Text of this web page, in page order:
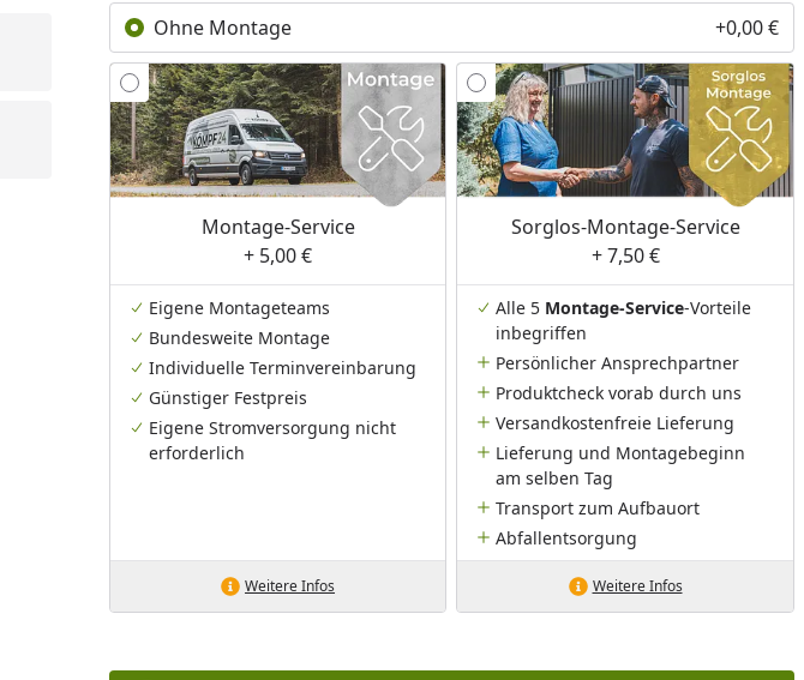
Ohne Montage +0,00 €
Montage-Service
+ 5,00 €
Eigene Montageteams
Bundesweite Montage
Individuelle Terminvereinbarung
Günstiger Festpreis
Eigene Stromversorgung nicht
erforderlich
Weitere Infos
Sorglos-Montage-Service
+ 7,50 €
Alle 5 Montage-Service-Vorteile
inbegriffen
Persönlicher Ansprechpartner
Produktcheck vorab durch uns
Versandkostenfreie Lieferung
Lieferung und Montagebeginn
am selben Tag
Transport zum Aufbauort
Abfallentsorgung
Weitere Infos